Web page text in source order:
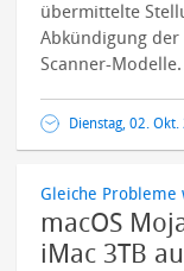
übermittelte
Abkündigung
Scanner-
Dienstag, 02.
Gleiche Probleme
macOS
iMac 3TB